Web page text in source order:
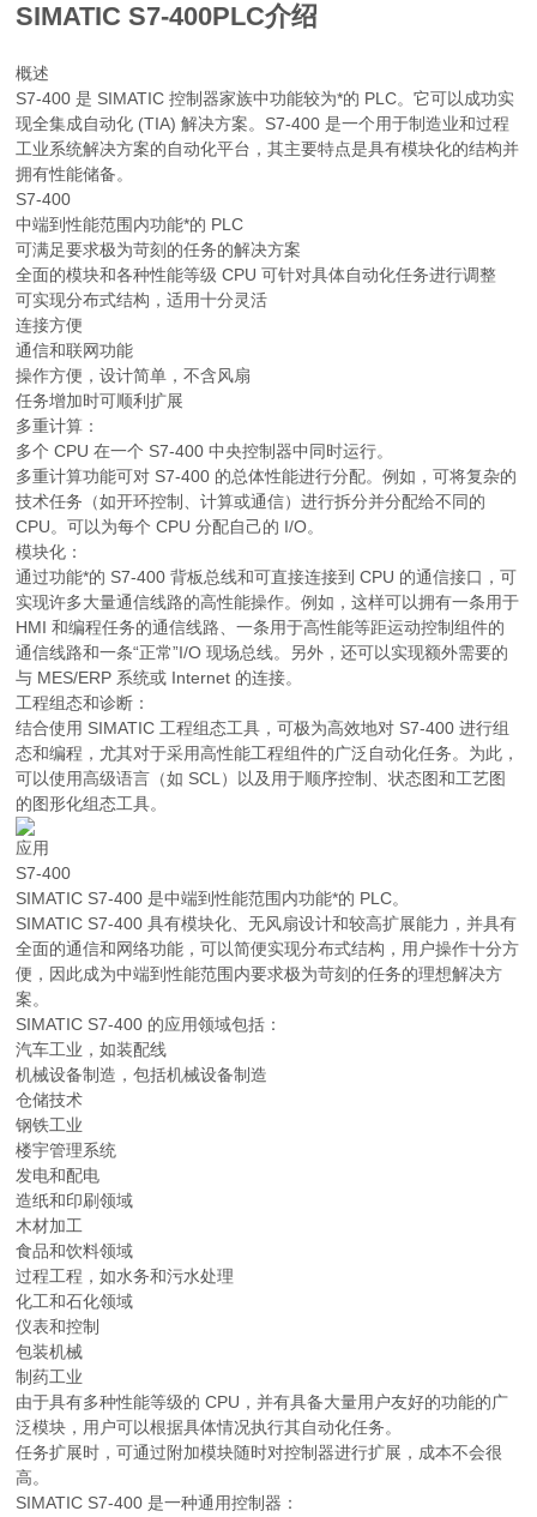
SIMATIC S7-400PLC介绍
概述
S7-400 是 SIMATIC 控制器家族中功能较为*的 PLC。它可以成功实
现全集成自动化 (TIA) 解决方案。S7-400 是一个用于制造业和过程
工业系统解决方案的自动化平台，其主要特点是具有模块化的结构并
拥有性能储备。
S7-400
中端到性能范围内功能*的 PLC
可满足要求极为苛刻的任务的解决方案
全面的模块和各种性能等级 CPU 可针对具体自动化任务进行调整
可实现分布式结构，适用十分灵活
连接方便
通信和联网功能
操作方便，设计简单，不含风扇
任务增加时可顺利扩展
多重计算：
多个 CPU 在一个 S7-400 中央控制器中同时运行。
多重计算功能可对 S7-400 的总体性能进行分配。例如，可将复杂的
技术任务（如开环控制、计算或通信）进行拆分并分配给不同的
CPU。可以为每个 CPU 分配自己的 I/O。
模块化：
通过功能*的 S7-400 背板总线和可直接连接到 CPU 的通信接口，可
实现许多大量通信线路的高性能操作。例如，这样可以拥有一条用于
HMI 和编程任务的通信线路、一条用于高性能等距运动控制组件的
通信线路和一条“正常”I/O 现场总线。另外，还可以实现额外需要的
与 MES/ERP 系统或 Internet 的连接。
工程组态和诊断：
结合使用 SIMATIC 工程组态工具，可极为高效地对 S7-400 进行组
态和编程，尤其对于采用高性能工程组件的广泛自动化任务。为此，
可以使用高级语言（如 SCL）以及用于顺序控制、状态图和工艺图
的图形化组态工具。
应用
S7-400
SIMATIC S7-400 是中端到性能范围内功能*的 PLC。
SIMATIC S7-400 具有模块化、无风扇设计和较高扩展能力，并具有
全面的通信和网络功能，可以简便实现分布式结构，用户操作十分方
便，因此成为中端到性能范围内要求极为苛刻的任务的理想解决方
案。
SIMATIC S7-400 的应用领域包括：
汽车工业，如装配线
机械设备制造，包括机械设备制造
仓储技术
钢铁工业
楼宇管理系统
发电和配电
造纸和印刷领域
木材加工
食品和饮料领域
过程工程，如水务和污水处理
化工和石化领域
仪表和控制
包装机械
制药工业
由于具有多种性能等级的 CPU，并有具备大量用户友好的功能的广
泛模块，用户可以根据具体情况执行其自动化任务。
任务扩展时，可通过附加模块随时对控制器进行扩展，成本不会很
高。
SIMATIC S7-400 是一种通用控制器：